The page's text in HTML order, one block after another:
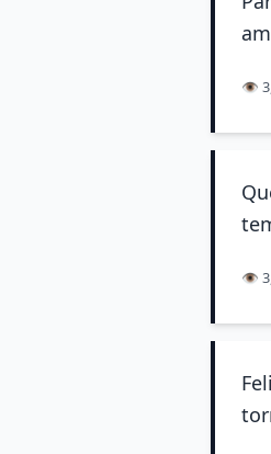
👁️
👁️